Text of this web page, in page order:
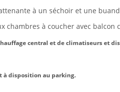
à un séchoir et une
chambres à coucher avec
central et de climatiseurs et
à disposition au parking.